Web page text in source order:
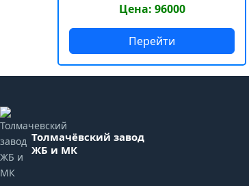
Цена: 96000
Перейти
Толмачёвский завод
ЖБ и МК